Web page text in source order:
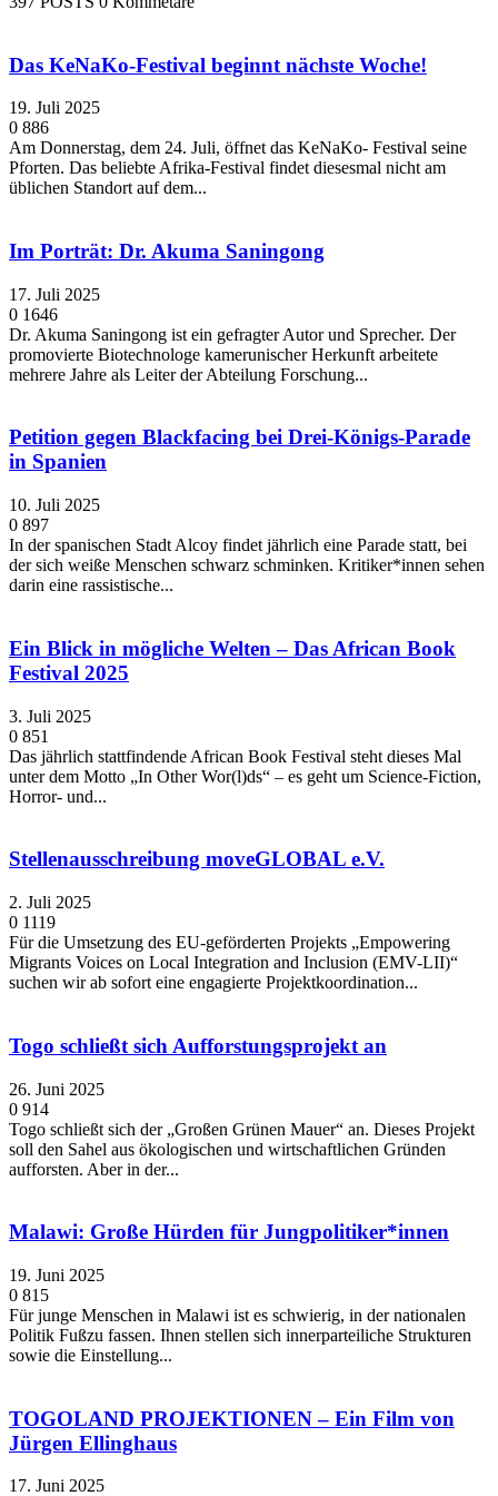
Das KeNaKo-Festival beginnt nächste Woche!
19. Juli 2025
0 886
Am Donnerstag, dem 24. Juli, öffnet das KeNaKo- Festival seine
Pforten. Das beliebte Afrika-Festival findet diesesmal nicht am
üblichen Standort auf dem...
Im Porträt: Dr. Akuma Saningong
17. Juli 2025
0 1646
Dr. Akuma Saningong ist ein gefragter Autor und Sprecher. Der
promovierte Biotechnologe kamerunischer Herkunft arbeitete
mehrere Jahre als Leiter der Abteilung Forschung...
Petition gegen Blackfacing bei Drei-Königs-Parade
in Spanien
10. Juli 2025
0 897
In der spanischen Stadt Alcoy findet jährlich eine Parade statt, bei
der sich weiße Menschen schwarz schminken. Kritiker*innen sehen
darin eine rassistische...
Ein Blick in mögliche Welten – Das African Book
Festival 2025
3. Juli 2025
0 851
Das jährlich stattfindende African Book Festival steht dieses Mal
unter dem Motto „In Other Wor(l)ds“ – es geht um Science-Fiction,
Horror- und...
Stellenausschreibung moveGLOBAL e.V.
2. Juli 2025
0 1119
Für die Umsetzung des EU-geförderten Projekts „Empowering
Migrants Voices on Local Integration and Inclusion (EMV-LII)“
suchen wir ab sofort eine engagierte Projektkoordination...
Togo schließt sich Aufforstungsprojekt an
26. Juni 2025
0 914
Togo schließt sich der „Großen Grünen Mauer“ an. Dieses Projekt
soll den Sahel aus ökologischen und wirtschaftlichen Gründen
aufforsten. Aber in der...
Malawi: Große Hürden für Jungpolitiker*innen
19. Juni 2025
0 815
Für junge Menschen in Malawi ist es schwierig, in der nationalen
Politik Fußzu fassen. Ihnen stellen sich innerparteiliche Strukturen
sowie die Einstellung...
TOGOLAND PROJEKTIONEN – Ein Film von
Jürgen Ellinghaus
17. Juni 2025